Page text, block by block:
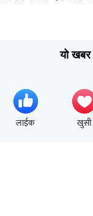
यो खबर
लाईक खुसी